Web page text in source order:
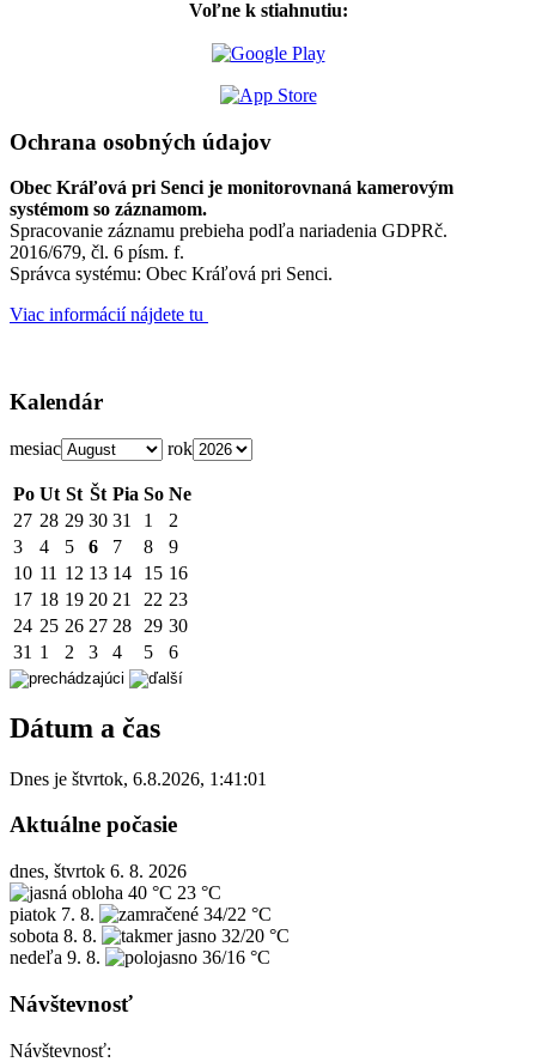
Voľne k stiahnutiu:
Ochrana osobných údajov
Obec Kráľová pri Senci je monitorovnaná kamerovým
systémom so záznamom.
Spracovanie záznamu prebieha podľa nariadenia GDPRč.
2016/679, čl. 6 písm. f.
Správca systému: Obec Kráľová pri Senci.
Viac informácií nájdete tu
Kalendár
mesiac rok
Po Ut St Št Pia So Ne
27 28 29 30 31 1
2
3
4 5 6 7 8
9
10 11 12 13 14 15 16
17 18 19 20 21 22 23
24 25 26 27 28 29 30
31 1 2 3 4 5 6
Dátum a čas
Dnes je štvrtok, 6.8.2026, 1:41:01
Aktuálne počasie
dnes, štvrtok 6. 8. 2026
40 °C 23 °C
piatok 7. 8.
34/22 °C
sobota 8. 8.
32/20 °C
nedeľa 9. 8. 36/16 °C
Návštevnosť
Návštevnosť: